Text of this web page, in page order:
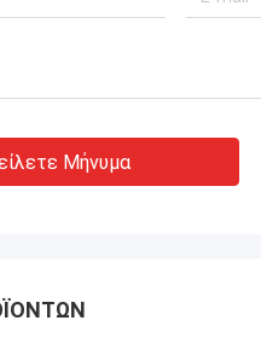
Μήνυμα